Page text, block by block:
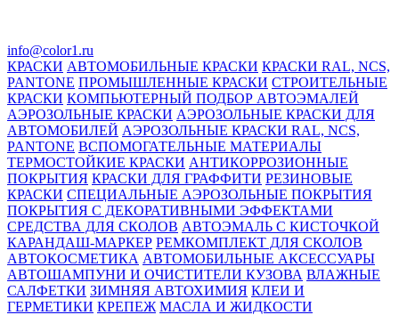
info@color1.ru
КРАСКИ АВТОМОБИЛЬНЫЕ КРАСКИ КРАСКИ RAL, NCS,
PANTONE ПРОМЫШЛЕННЫЕ КРАСКИ СТРОИТЕЛЬНЫЕ
КРАСКИ КОМПЬЮТЕРНЫЙ ПОДБОР АВТОЭМАЛЕЙ
АЭРОЗОЛЬНЫЕ КРАСКИ АЭРОЗОЛЬНЫЕ КРАСКИ ДЛЯ
АВТОМОБИЛЕЙ АЭРОЗОЛЬНЫЕ КРАСКИ RAL, NCS,
PANTONE ВСПОМОГАТЕЛЬНЫЕ МАТЕРИАЛЫ
ТЕРМОСТОЙКИЕ КРАСКИ АНТИКОРРОЗИОННЫЕ
ПОКРЫТИЯ КРАСКИ ДЛЯ ГРАФФИТИ РЕЗИНОВЫЕ
КРАСКИ СПЕЦИАЛЬНЫЕ АЭРОЗОЛЬНЫЕ ПОКРЫТИЯ
ПОКРЫТИЯ С ДЕКОРАТИВНЫМИ ЭФФЕКТАМИ
СРЕДСТВА ДЛЯ СКОЛОВ АВТОЭМАЛЬ С КИСТОЧКОЙ
КАРАНДАШ-МАРКЕР РЕМКОМПЛЕКТ ДЛЯ СКОЛОВ
АВТОКОСМЕТИКА АВТОМОБИЛЬНЫЕ АКСЕССУАРЫ
АВТОШАМПУНИ И ОЧИСТИТЕЛИ КУЗОВА ВЛАЖНЫЕ
САЛФЕТКИ ЗИМНЯЯ АВТОХИМИЯ КЛЕИ И
ГЕРМЕТИКИ КРЕПЕЖ МАСЛА И ЖИДКОСТИ